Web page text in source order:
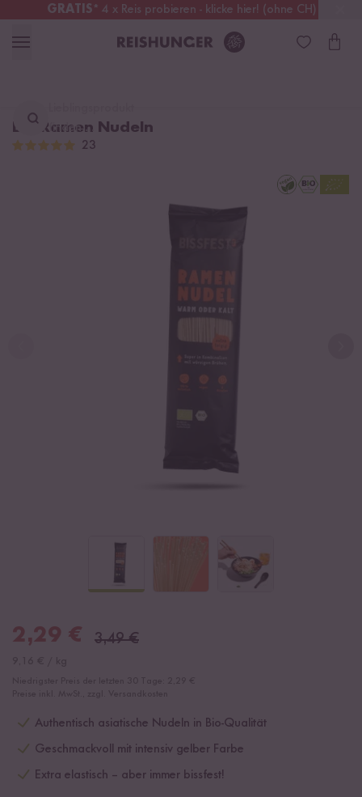
GRATIS* 4 x Reis probieren - klicke hier! (ohne CH)
Deutschland Kostenloser Versand
finden ...
Bio Ramen Nudeln
23
2,29 € 3,49€
Authentisch asiatische Nudeln in Bio-Qualität
Geschmackvoll mit intensiv gelber Farbe
Extra elastisch – aber immer bissfest!